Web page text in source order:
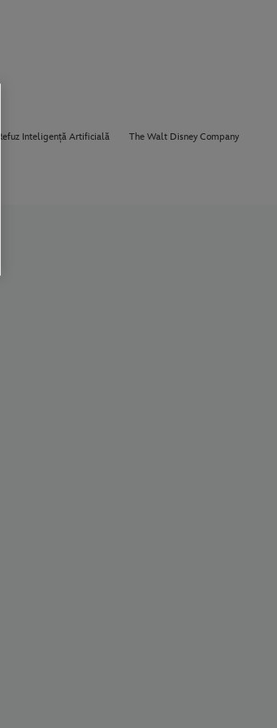
Refuz Inteligență Artificială The Walt Disney Company